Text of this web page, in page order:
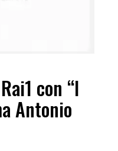
con “I
Antonio